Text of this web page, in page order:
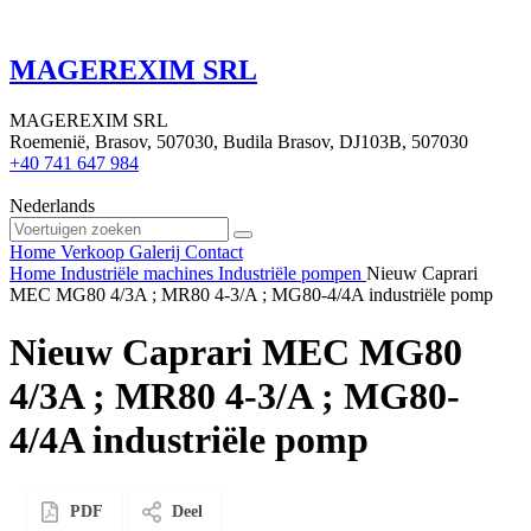
MAGEREXIM SRL
MAGEREXIM SRL
Roemenië, Brasov, 507030, Budila Brasov, DJ103B, 507030
+40 741 647 984
Nederlands
Home Verkoop Galerij Contact
Home Industriële machines Industriële pompen Nieuw Caprari
MEC MG80 4/3A ; MR80 4-3/A ; MG80-4/4A industriële pomp
Nieuw Caprari MEC MG80
4/3A ; MR80 4-3/A ; MG80-
4/4A industriële pomp
PDF Deel